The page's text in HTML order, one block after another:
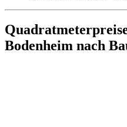
Bodenheim nach